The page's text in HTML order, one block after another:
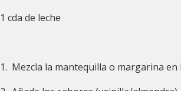
1 cda de leche
1. Mezcla la mantequilla o margarina